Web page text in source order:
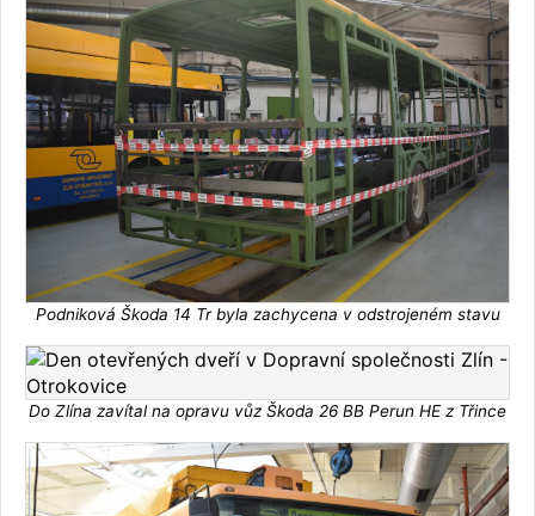
Podniková Škoda 14 Tr byla zachycena v odstrojeném stavu
Do Zlína zavítal na opravu vůz Škoda 26 BB Perun HE z Třince